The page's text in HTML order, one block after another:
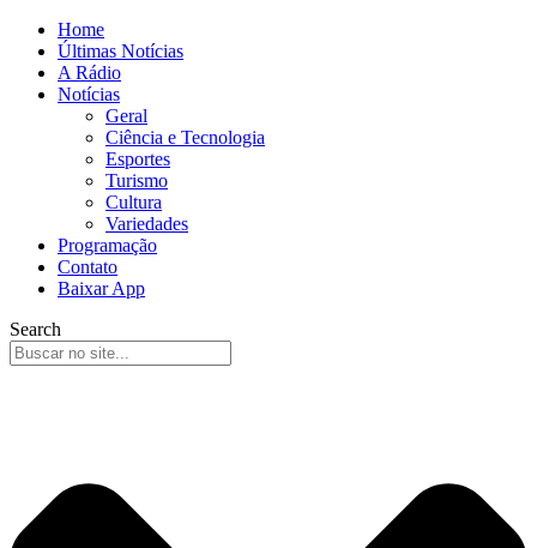
Home
Últimas Notícias
A Rádio
Notícias
Geral
Ciência e Tecnologia
Esportes
Turismo
Cultura
Variedades
Programação
Contato
Baixar App
Search